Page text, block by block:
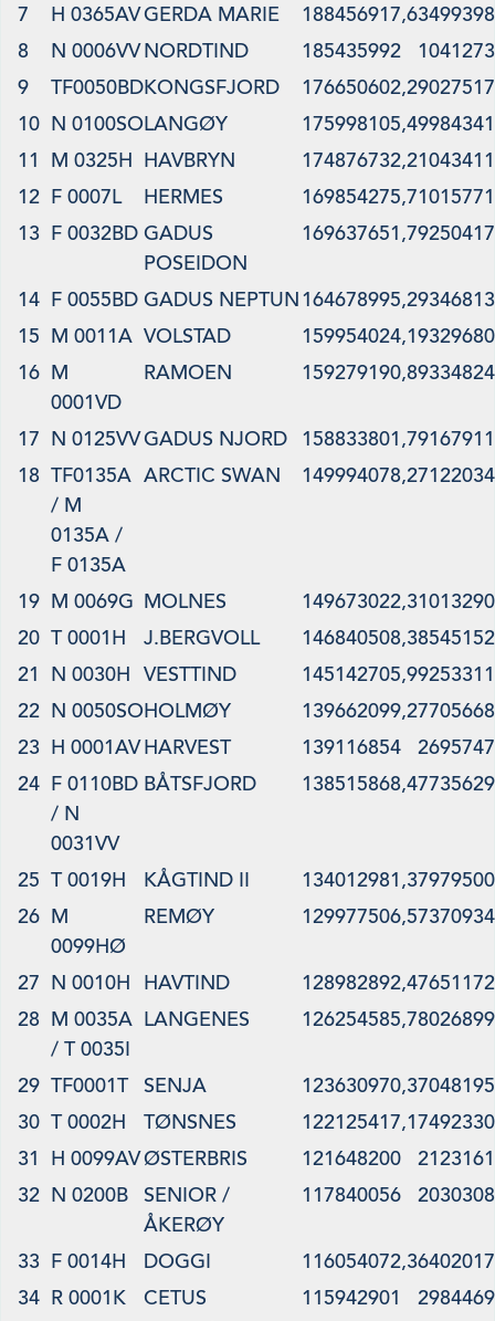
7 H 0365AVGERDA MARIE 188456917,6
8
N 0006VVNORDTIND 185435992
9
TF0050BDKONGSFJORD 176650602,2
10 N 0100SOLANGØY 175998105,4
11
M 0325H HAVBRYN 174876732,2
12 F 0007L HERMES 169854275,7
13 F 0032BD GADUS
POSEIDON
169637651,7
14 F 0055BD GADUS NEPTUN164678995,2
15 M 0011A VOLSTAD 159954024,1
16 M
0001VD
RAMOEN 159279190,8
17 N 0125VVGADUS NJORD 158833801,7
18 TF0135A
/ M
0135A /
F 0135A
ARCTIC SWAN 149994078,2
19 M 0069G MOLNES 149673022,3
20 T 0001H J.BERGVOLL 146840508,3
21
N 0030H VESTTIND 145142705,9
22 N 0050SOHOLMØY 139662099,2
23 H 0001AVHARVEST 139116854
24 F 0110BD
/ N
0031VV
BÅTSFJORD 138515868,4
25 T 0019H KÅGTIND II 134012981,3
26 M
0099HØ
REMØY 129977506,5
27 N 0010H HAVTIND 128982892,4
28 M 0035A
/ T 0035I
LANGENES 126254585,7
29 TF0001T SENJA 123630970,3
30 T 0002H TØNSNES 122125417,1
31
H 0099AVØSTERBRIS 121648200
32 N 0200B
SENIOR /
ÅKERØY
117840056
33 F 0014H DOGGI 116054072,3
34 R 0001K CETUS 115942901